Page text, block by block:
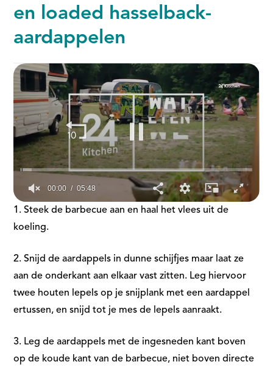
en loaded hasselback-
aardappelen
0
seconds
of
48
seconds
00:01 05:48
1. Steek de barbecue aan en haal het vlees uit de
koeling.
2. Snijd de aardappels in dunne schijfjes maar laat ze
aan de onderkant aan elkaar vast zitten. Leg hiervoor
twee houten lepels op je snijplank met een aardappel
ertussen, en snijd tot je mes de lepels aanraakt.
3. Leg de aardappels met de ingesneden kant boven
op de koude kant van de barbecue, niet boven directe